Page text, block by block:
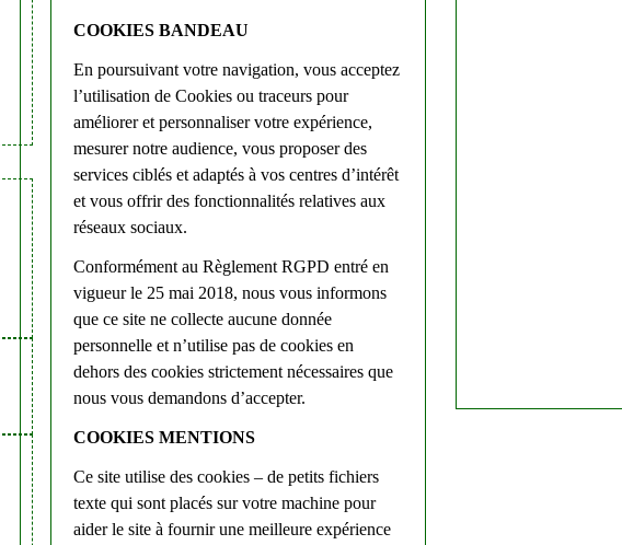
COOKIES BANDEAU
En poursuivant votre navigation, vous acceptez
l’utilisation de Cookies ou traceurs pour
améliorer et personnaliser votre expérience,
mesurer notre audience, vous proposer des
services ciblés et adaptés à vos centres d’intérêt
et vous offrir des fonctionnalités relatives aux
réseaux sociaux.
Conformément au Règlement RGPD entré en
vigueur le 25 mai 2018, nous vous informons
que ce site ne collecte aucune donnée
personnelle et n’utilise pas de cookies en
dehors des cookies strictement nécessaires que
nous vous demandons d’accepter.
COOKIES MENTIONS
Ce site utilise des cookies – de petits fichiers
texte qui sont placés sur votre machine pour
aider le site à fournir une meilleure expérience